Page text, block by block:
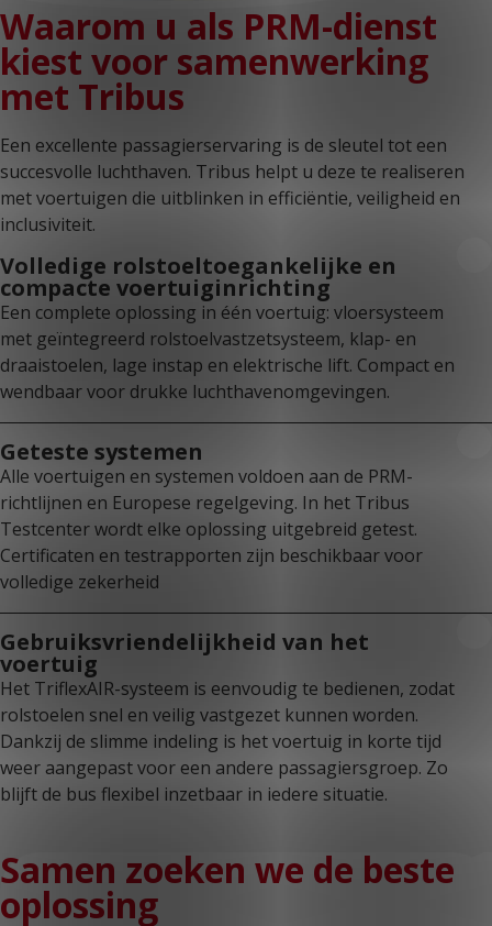
Waarom u als PRM-dienst
kiest voor samenwerking
met Tribus
Een excellente passagierservaring is de sleutel tot een
succesvolle luchthaven. Tribus helpt u deze te realiseren
met voertuigen die uitblinken in efficiëntie, veiligheid en
inclusiviteit.
Volledige rolstoeltoegankelijke en
compacte voertuiginrichting
Een complete oplossing in één voertuig: vloersysteem
met geïntegreerd rolstoelvastzetsysteem, klap- en
draaistoelen, lage instap en elektrische lift. Compact en
wendbaar voor drukke luchthavenomgevingen.
Geteste systemen
Alle voertuigen en systemen voldoen aan de PRM-
richtlijnen en Europese regelgeving. In het Tribus
Testcenter wordt elke oplossing uitgebreid getest.
Certificaten en testrapporten zijn beschikbaar voor
volledige zekerheid
Gebruiksvriendelijkheid van het
voertuig
Het TriflexAIR-systeem is eenvoudig te bedienen, zodat
rolstoelen snel en veilig vastgezet kunnen worden.
Dankzij de slimme indeling is het voertuig in korte tijd
weer aangepast voor een andere passagiersgroep. Zo
blijft de bus flexibel inzetbaar in iedere situatie.
Samen zoeken we de beste
oplossing